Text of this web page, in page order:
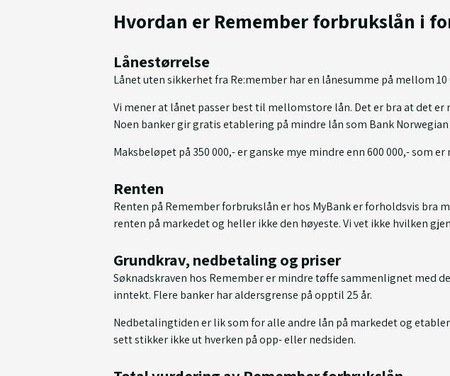
Hvordan er Remember forbrukslån i
Lånestørrelse
Lånet uten sikkerhet fra Re:member har en lånesumme på mellom
Vi mener at lånet passer best til mellomstore lån. Det er bra at det
Noen banker gir gratis etablering på mindre lån som Bank
Maksbeløpet på 350 000,- er ganske mye mindre enn 600 000,- som
Renten
Renten på Remember forbrukslån er hos MyBank er forholdsvis bra
renten på markedet og heller ikke den høyeste. Vi vet ikke hvilken
Grundkrav, nedbetaling og priser
Søknadskraven hos Remember er mindre tøffe sammenlignet med
inntekt. Flere banker har aldersgrense på opptil 25 år.
Nedbetalingtiden er lik som for alle andre lån på markedet og
sett stikker ikke ut hverken på opp- eller nedsiden.